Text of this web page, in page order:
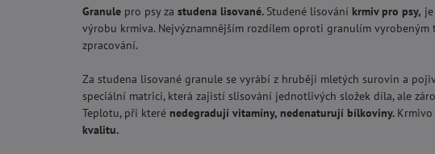
Granule pro psy za studena lisované. Studené lisování krmiv pro psy,
výrobu krmiva. Nejvýznamnějším rozdílem oproti granulím
zpracování.
Za studena lisované granule se vyrábí z hruběji mletých surovin a
speciální matrici, která zajistí slisování jednotlivých složek díla, ale
Teplotu, při které nedegradují vitamíny, nedenaturují bílkoviny.
kvalitu.